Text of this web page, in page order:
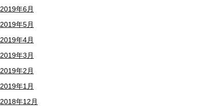
2019年6月
2019年5月
2019年4月
2019年3月
2019年2月
2019年1月
2018年12月